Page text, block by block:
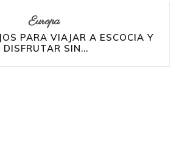
Europa
PARA VIAJAR A ESCOCIA Y
DISFRUTAR SIN...